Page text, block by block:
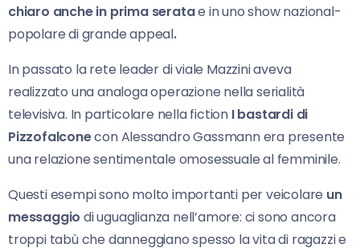
chiaro anche in prima seratae in uno show nazional-
popolare di grande appeal.
In passato la rete leader di viale Mazzini aveva
realizzato una analoga operazione nella serialità
televisiva. In particolare nella fiction I bastardi di
Pizzofalconecon Alessandro Gassmann era presente
una relazione sentimentale omosessuale al femminile.
Questi esempi sono molto importanti per veicolare un
messaggio di uguaglianza nell’amore: ci sono ancora
troppi tabù che danneggiano spesso la vita di ragazzi e